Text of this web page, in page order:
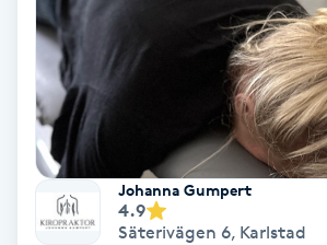
Fransk manikyr
Fransrengöring
Frekvensterapi
Friskvård
Johanna Gumpert
4.9
Säterivägen 6, Karlstad